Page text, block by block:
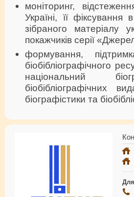
моніторинг,
Україні, її
зібраного матеріалу
покажчиків серії
формування,
біобібліографічного
національний
біобібліографічних
біографістики та